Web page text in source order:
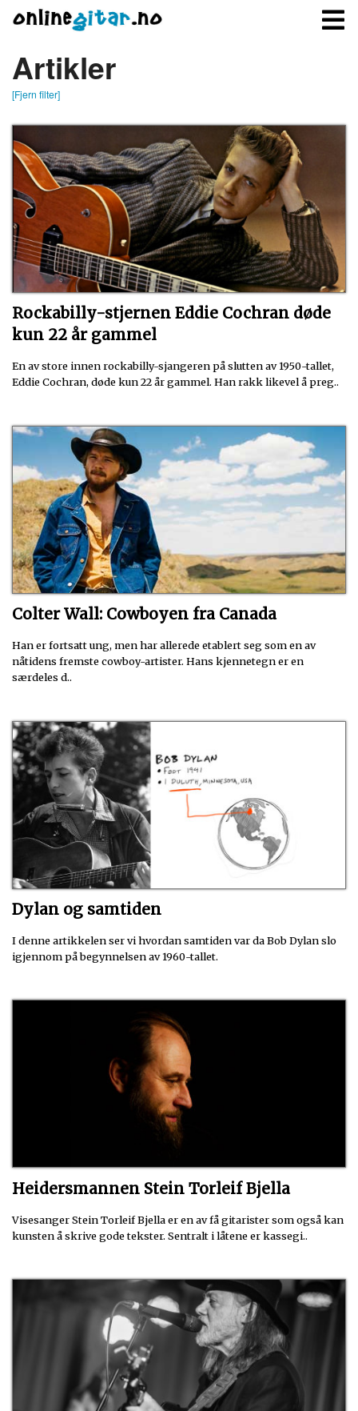
Meny
Bli medlem
Kontakt oss
Om onlinegitar.no
Artikler
[Fjern filter]
Rockabilly-stjernen Eddie Cochran døde
kun 22 år gammel
En av store innen rockabilly-sjangeren på slutten av 1950-tallet,
Eddie Cochran, døde kun 22 år gammel. Han rakk likevel å preg..
Colter Wall: Cowboyen fra Canada
Han er fortsatt ung, men har allerede etablert seg som en av
nåtidens fremste cowboy-artister. Hans kjennetegn er en
særdeles d..
Dylan og samtiden
I denne artikkelen ser vi hvordan samtiden var da Bob Dylan slo
igjennom på begynnelsen av 1960-tallet.
Heidersmannen Stein Torleif Bjella
Visesanger Stein Torleif Bjella er en av få gitarister som også kan
kunsten å skrive gode tekster. Sentralt i låtene er kassegi..